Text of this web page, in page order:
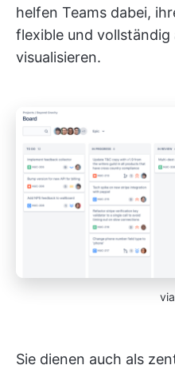
helfen Teams dabei,
flexible und vollständig
visualisieren.
Sie dienen auch als